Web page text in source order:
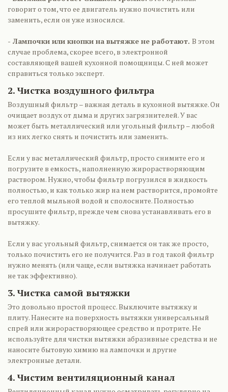
говорит о том, что ее двигатель нужно почистить или
заменить, если он уже износился.
- Лампочки или кнопки на вытяжке не работают. В этом
случае проблема, скорее всего, в электронной
составляющей вашей кухонной помощницы. С ней может
справиться только эксперт.
2. Чистка воздушного фильтра
Воздушный фильтр – важная деталь в кухонной вытяжке. Он
очищает воздух от дыма и других загрязнителей. У вас
может быть металлический или угольный фильтр – любой
из них легко снять и почистить или заменить.
Если у вас металлический фильтр, просто снимите его и
погрузите в емкость, наполненную жирорастворяющим
раствором. Нужно, чтобы фильтр погрузился в жидкость
полностью, и как только жир на нем растворится, промойте
его теплой мыльной водой и сполосните. Полностью
просушите фильтр, прежде чем снова устанавливать его в
вытяжку.
Если у вас угольный фильтр, снимается он так же просто,
только почистить его не получится. Раз в год такой фильтр
нужно менять (или чаще, если вытяжка начинает работать
не так эффективно).
3. Чистка самой вытяжки
Это довольно простой процесс. Выключите вытяжку и
плиту. Нанесите на поверхность вытяжки универсальный
спрей или жирорастворяющее средство и протрите. Не
используйте для чистки вытяжки абразивные средства и не
наносите бытовую химию на лампочки и другие
электронные детали.
4. Чистим вентиляционный канал